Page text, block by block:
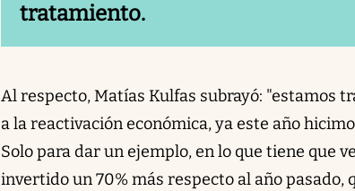
tratamiento.
Al respecto, Matías Kulfas subrayó: "estamos
a la reactivación económica, ya este año
Solo para dar un ejemplo, en lo que tiene que
invertido un 70% más respecto al año pasado,